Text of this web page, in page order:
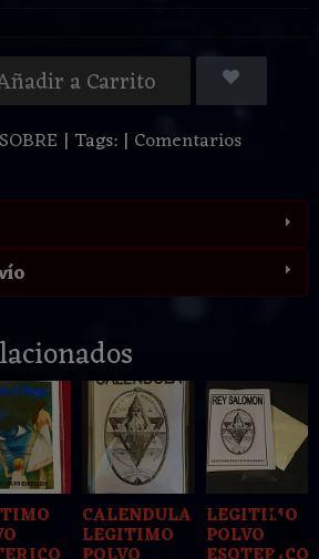
a Carrito
| Tags: | Comentarios
CALENDULA
LEGITIMO
LEGITIMO
POLVO